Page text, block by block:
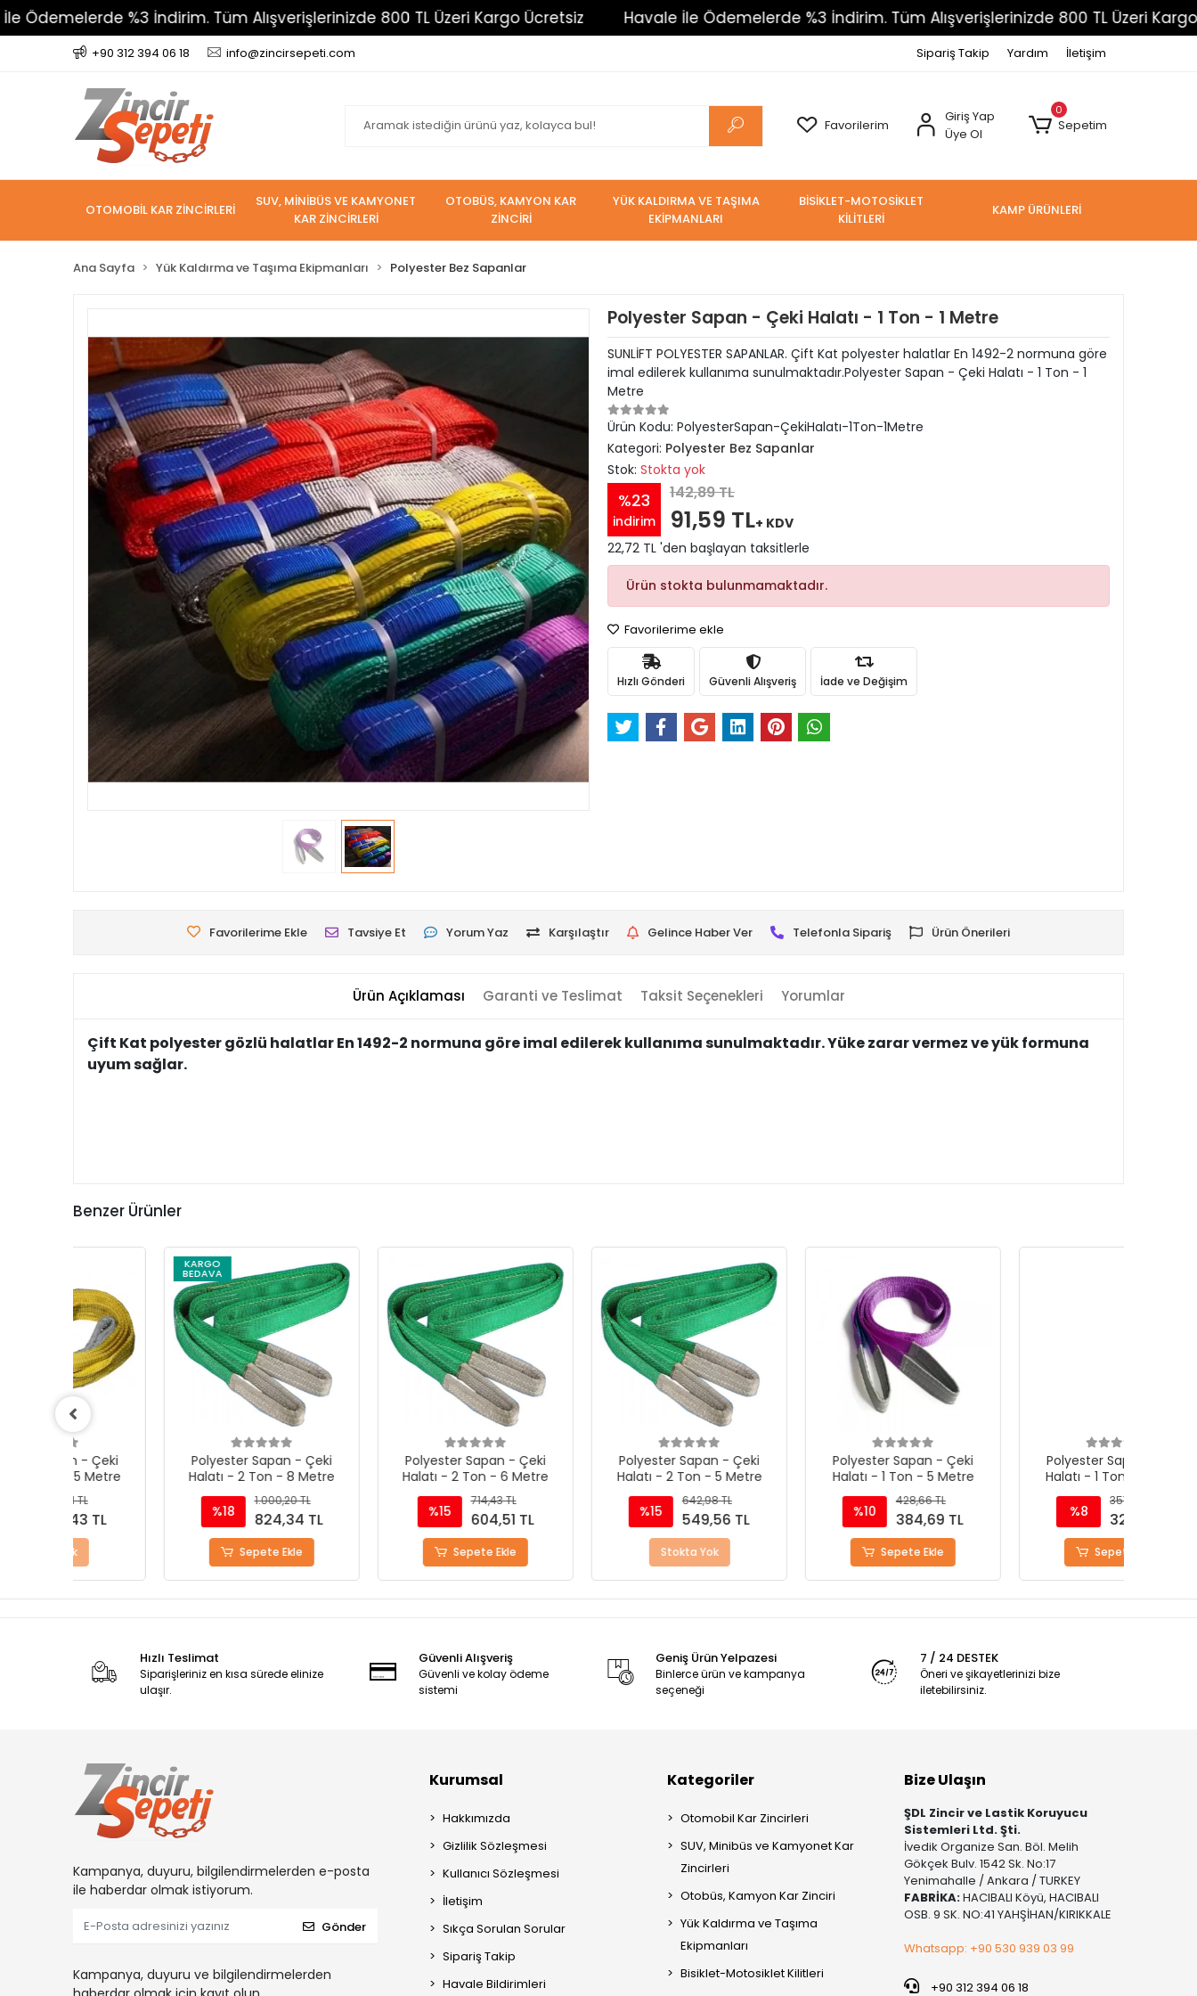
%3 İndirim. Tüm Alışverişlerinizde 800 TL Üzeri Kargo Ücretsiz Havale İle Ödemelerde %3 İndirim. Tüm Alışverişlerinizde 800 TL Üzeri Kargo
+90 312 394 06 18 info@zincirsepeti.com Sipariş Takip Yardım İletişim
Favorilerim
Giriş Yap
Üye Ol
0
Sepetim
OTOMOBİL KAR ZİNCİRLERİ
SUV, MİNİBÜS VE KAMYONET
KAR ZİNCİRLERİ
OTOBÜS, KAMYON KAR
ZİNCİRİ
YÜK KALDIRMA VE TAŞIMA
EKİPMANLARI
BİSİKLET-MOTOSİKLET
KİLİTLERİ
KAMP ÜRÜNLERİ
Ana Sayfa Yük Kaldırma ve Taşıma Ekipmanları Polyester Bez Sapanlar
Polyester Sapan - Çeki Halatı - 1 Ton - 1 Metre
SUNLİFT POLYESTER SAPANLAR. Çift Kat polyester halatlar En 1492-2 normuna göre
imal edilerek kullanıma sunulmaktadır.Polyester Sapan - Çeki Halatı - 1 Ton - 1
Metre
Ürün Kodu: PolyesterSapan-ÇekiHalatı-1Ton-1Metre
Kategori: Polyester Bez Sapanlar
Stok: Stokta yok
%23
indirim
142,89 TL
91,59 TL+ KDV
22,72 TL 'den başlayan taksitlerle
Ürün stokta bulunmamaktadır.
Favorilerime ekle
Hızlı Gönderi Güvenli Alışveriş İade ve Değişim
Favorilerime Ekle Tavsiye Et Yorum Yaz Karşılaştır Gelince Haber Ver Telefonla Sipariş Ürün Önerileri
Ürün Açıklaması Garanti ve Teslimat Taksit Seçenekleri Yorumlar
Çift Kat polyester gözlü halatlar En 1492-2 normuna göre imal edilerek kullanıma sunulmaktadır. Yüke zarar vermez ve yük formuna
uyum sağlar.
Benzer Ürünler
Polyester Sapan - Çeki
Halatı - 2 Ton - 8 Metre
1.000,20 TL
824,34 TL
Polyester Sapan - Çeki
Halatı - 2 Ton - 6 Metre
714,43 TL
604,51 TL
Polyester Sapan - Çeki
Halatı - 2 Ton - 5 Metre
642,98 TL
549,56 TL
Polyester Sapan - Çeki
Halatı - 1 Ton - 5 Metre
428,66 TL
384,69 TL
Polyester Sapan - Çeki
Halatı - 1 Ton - 4 Metre
357,21 TL
329,74 TL
Hızlı Teslimat
Siparişleriniz en kısa sürede elinize
ulaşır.
Güvenli Alışveriş
Güvenli ve kolay ödeme
sistemi
Geniş Ürün Yelpazesi
Binlerce ürün ve kampanya
seçeneği
7 / 24 DESTEK
Öneri ve şikayetlerinizi bize
iletebilirsiniz.
Kampanya, duyuru, bilgilendirmelerden e-posta
ile haberdar olmak istiyorum.
Gönder
Kampanya, duyuru ve bilgilendirmelerden
Kurumsal
Hakkımızda
Gizlilik Sözleşmesi
Kullanıcı Sözleşmesi
İletişim
Sıkça Sorulan Sorular
Sipariş Takip
Havale Bildirimleri
Kategoriler
Otomobil Kar Zincirleri
SUV, Minibüs ve Kamyonet Kar
Zincirleri
Otobüs, Kamyon Kar Zinciri
Yük Kaldırma ve Taşıma
Ekipmanları
Bisiklet-Motosiklet Kilitleri
Bize Ulaşın
ŞDL Zincir ve Lastik Koruyucu
Sistemleri Ltd. Şti.
İvedik Organize San. Böl. Melih
Gökçek Bulv. 1542 Sk. No:17
Yenimahalle / Ankara / TURKEY
FABRİKA:HACIBALI Köyü, HACIBALI
OSB. 9 SK. NO:41 YAHŞİHAN/KIRIKKALE
Whatsapp: +90 530 939 03 99
+90 312 394 06 18